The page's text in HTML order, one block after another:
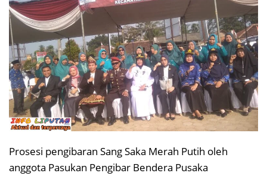
Prosesi pengibaran Sang Saka Merah Putih oleh
anggota Pasukan Pengibar Bendera Pusaka